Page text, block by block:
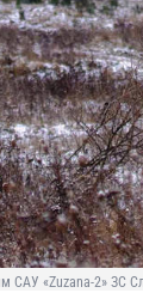
САУ «Zuzana-2» ЗС